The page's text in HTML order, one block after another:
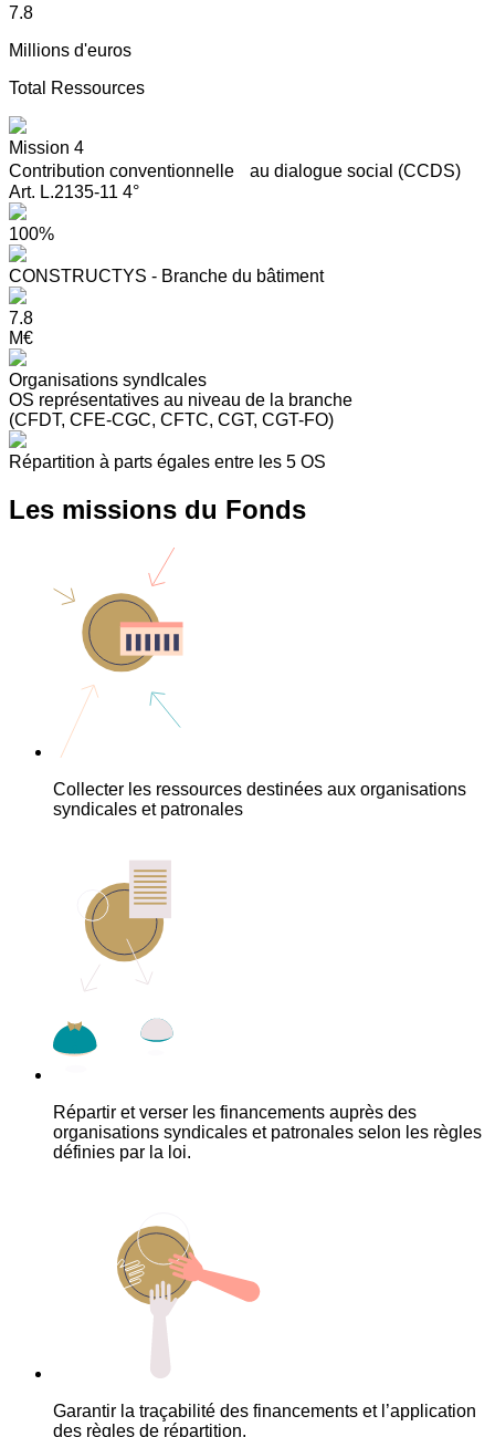
7.8
Millions d'euros
Total Ressources
Mission 4
Contribution conventionnelle au dialogue social (CCDS)
Art. L.2135-11 4°
100%
CONSTRUCTYS - Branche du bâtiment
7.8
M€
Organisations syndIcales
OS représentatives au niveau de la branche
(CFDT, CFE-CGC, CFTC, CGT, CGT-FO)
Répartition à parts égales entre les 5 OS
Les missions du Fonds
Collecter les ressources destinées aux organisations
syndicales et patronales
Répartir et verser les financements auprès des
organisations syndicales et patronales selon les règles
définies par la loi.
Garantir la traçabilité des financements et l’application
des règles de répartition.